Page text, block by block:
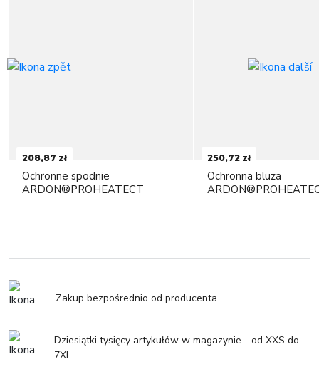
208,87 zł
Ochronne spodnie
ARDON®PROHEATECT
250,72 zł
Ochronna bluza
Zakup bezpośrednio od producenta
Dziesiątki tysięcy artykułów w magazynie - od XXS do
7XL